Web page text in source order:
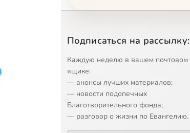
Подписаться на рассылку:
Каждую неделю в вашем почтовом
ящике:
— анонсы лучших материалов;
— новости подопечных
Благотворительного фонда;
— разговор о жизни по Евангелию.